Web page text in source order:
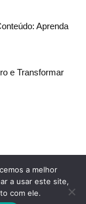
Aprenda
e Transformar
Termos de uso
x
a melhor
a usar este site,
com ele.